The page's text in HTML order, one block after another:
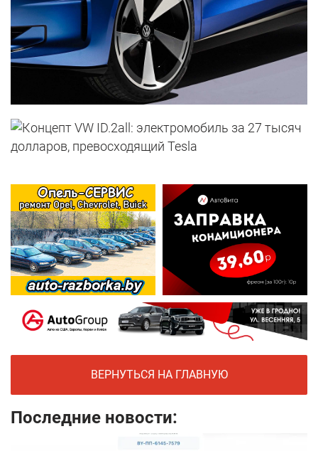
ВЕРНУТЬСЯ НА ГЛАВНУЮ
Последние новости: